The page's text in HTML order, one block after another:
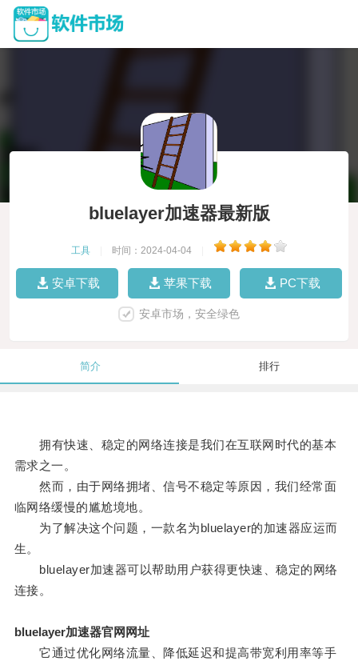
bluelayer加速器最新版
工具 时间：2024-04-04
安卓下载 苹果下载 PC下载
安卓市场，安全绿色
简介 排行
拥有快速、稳定的网络连接是我们在互联网时代的基本
需求之一。
然而，由于网络拥堵、信号不稳定等原因，我们经常面
临网络缓慢的尴尬境地。
为了解决这个问题，一款名为bluelayer的加速器应运而
生。
bluelayer加速器可以帮助用户获得更快速、稳定的网络
连接。
bluelayer加速器官网网址
它通过优化网络流量、降低延迟和提高带宽利用率等手